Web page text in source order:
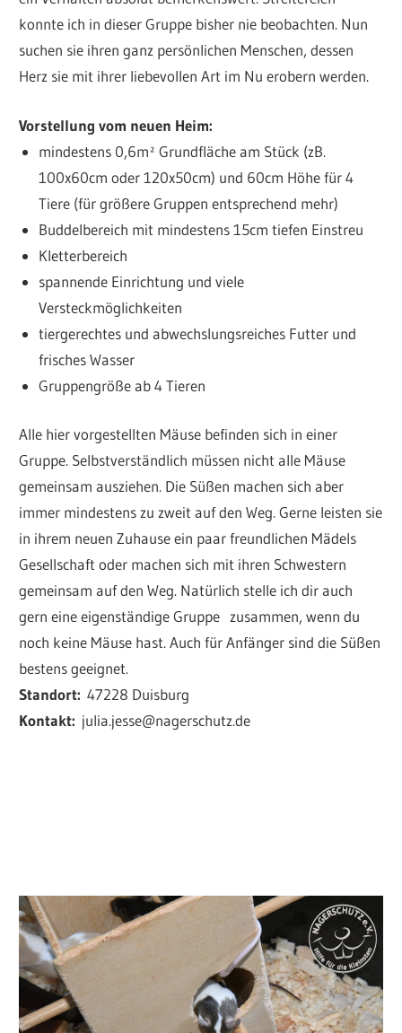
konnte ich in dieser Gruppe bisher nie beobachten. Nun
suchen sie ihren ganz persönlichen Menschen, dessen
Herz sie mit ihrer liebevollen Art im Nu erobern werden.
Vorstellung vom neuen Heim:
mindestens 0,6m² Grundfläche am Stück (zB.
100x60cm oder 120x50cm) und 60cm Höhe für 4
Tiere (für größere Gruppen entsprechend mehr)
Buddelbereich mit mindestens 15cm tiefen Einstreu
Kletterbereich
spannende Einrichtung und viele
Versteckmöglichkeiten
tiergerechtes und abwechslungsreiches Futter und
frisches Wasser
Gruppengröße ab 4 Tieren
Alle hier vorgestellten Mäuse befinden sich in einer
Gruppe. Selbstverständlich müssen nicht alle Mäuse
gemeinsam ausziehen. Die Süßen machen sich aber
immer mindestens zu zweit auf den Weg. Gerne leisten sie
in ihrem neuen Zuhause ein paar freundlichen Mädels
Gesellschaft oder machen sich mit ihren Schwestern
gemeinsam auf den Weg. Natürlich stelle ich dir auch
gern eine eigenständige Gruppe zusammen, wenn du
noch keine Mäuse hast. Auch für Anfänger sind die Süßen
bestens geeignet.
Standort:47228 Duisburg
Kontakt: julia.jesse@nagerschutz.de